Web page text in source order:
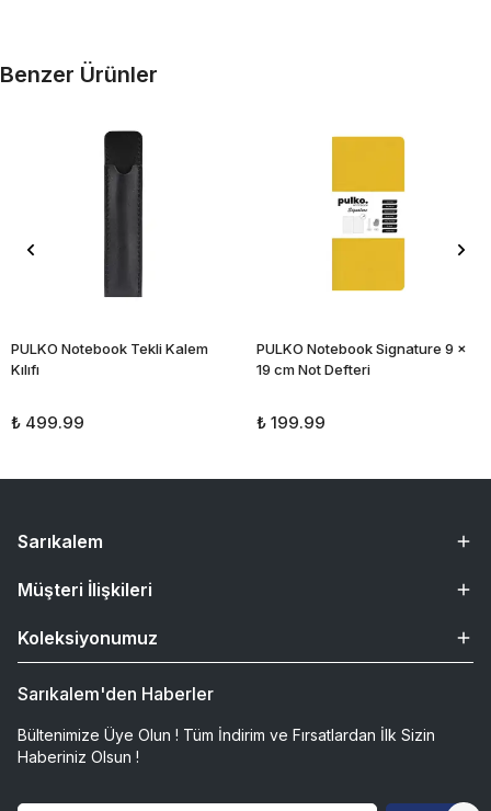
Benzer Ürünler
PULKO Notebook Tekli Kalem
Kılıfı
₺ 499.99
PULKO Notebook Signature 9 x
19 cm Not Defteri
₺ 199.99
Sarıkalem
Müşteri İlişkileri
Koleksiyonumuz
Sarıkalem'den Haberler
Bültenimize Üye Olun ! Tüm İndirim ve Fırsatlardan İlk Sizin
Haberiniz Olsun !